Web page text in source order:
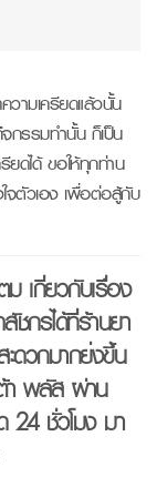
ามเครียดแล้วนั้น
กรรมทำนั้น ก็เป็น
ยดได้ ขอให้ทุกท่าน
จตัวเอง เพื่อต่อสู้กับ
เกี่ยวกับเรื่อง
ชกรได้ที่ร้านยา
ดวกมากยิ่งขึ้น
า พลัส ผ่าน
24 ชั่วโมง มา